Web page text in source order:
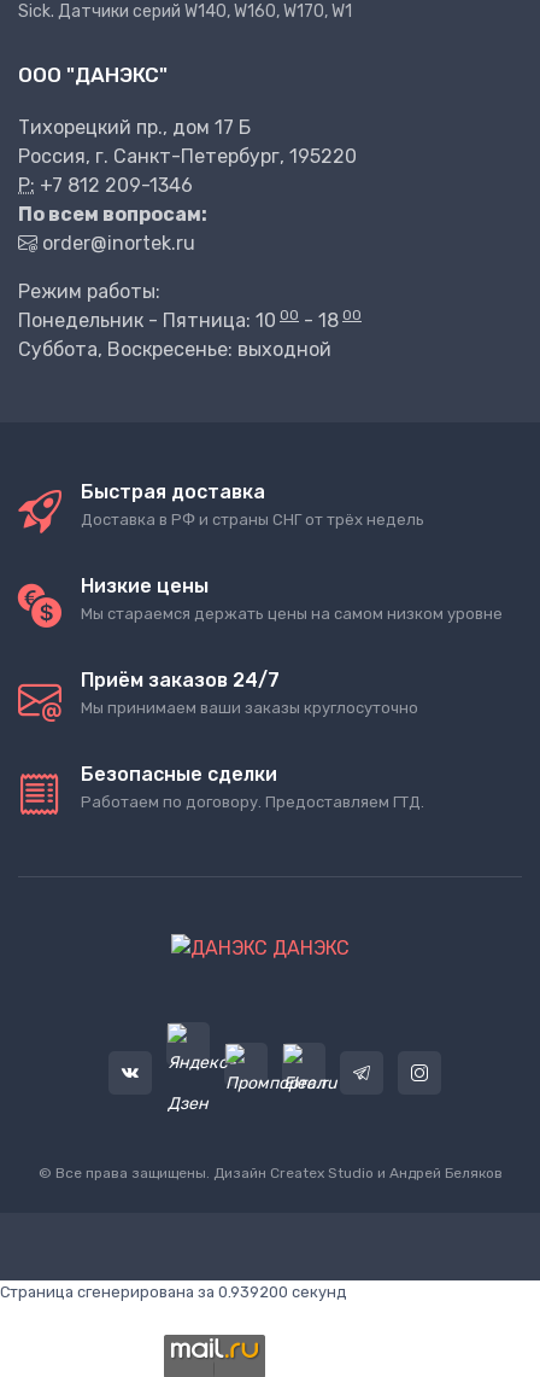
Sick. Датчики серий W140, W160, W170, W1
ООО "ДАНЭКС"
Тихорецкий пр., дом 17 Б
Россия, г. Санкт-Петербург, 195220
P: +7 812 209-1346
По всем вопросам:
order@inortek.ru
Режим работы:
Понедельник - Пятница: 10 00 - 18 00
Суббота, Воскресенье: выходной
Быстрая доставка
Доставка в РФ и страны СНГ от трёх недель
Низкие цены
Мы стараемся держать цены на самом низком уровне
Приём заказов 24/7
Мы принимаем ваши заказы круглосуточно
Безопасные сделки
Работаем по договору. Предоставляем ГТД.
ДАНЭКС
© Все права защищены. Дизайн Createx Studio и Андрей Беляков
Страница сгенерирована за 0.939200 секунд